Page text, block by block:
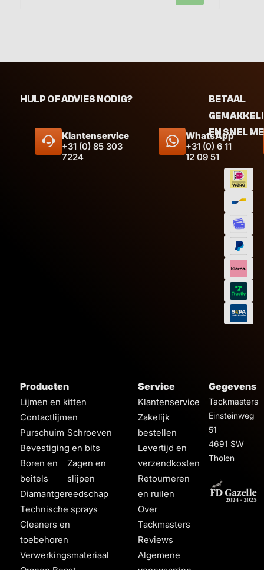
HULP OF ADVIES NODIG?
Klantenservice
+31 (0) 85 303
7224
WhatsApp
+31 (0) 6 11
12 09 51
BETAAL
EN SNEL
Producten
Lijmen en kitten
Contactlijmen
Purschuim Schroeven
Bevestiging en bits
Boren en
beitels
Zagen en
slijpen
Diamantgereedschap
Technische sprays
Cleaners en
toebehoren
Verwerkingsmateriaal
Service
Klantenservice
Zakelijk
bestellen
Levertijd en
verzendkosten
Retourneren
en ruilen
Over
Tackmasters
Reviews
Algemene
Gegevens
Tackmasters
Einsteinweg
51
4691 SW
Tholen